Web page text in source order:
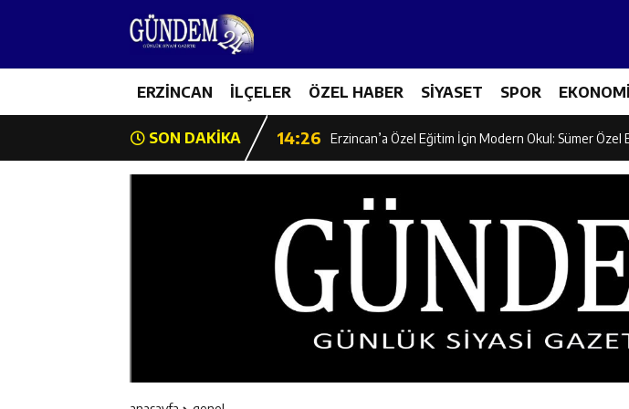
ERZİNCAN İLÇELER ÖZEL HABER SİYASET SPOR EKONOMİ
SON DAKİKA
14:26 Geleceğin Üreticileri Tarım Teknolojileriyle Tanışıyor
14:26 Erzincan’a Özel Eğitim İçin Modern Okul: Sümer
14:25 İl Müdürü Ünalan’dan Zengin Ailesine Taziye Ziyareti
14:24 İlk Durak Medine Müdafii Fahreddin Paşa’nın Kızının
Erzincan Aile ve Sosyal Hizmetler İl Müdürlüğünde